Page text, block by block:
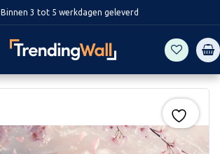
Binnen 3 tot 5 werkdagen geleverd